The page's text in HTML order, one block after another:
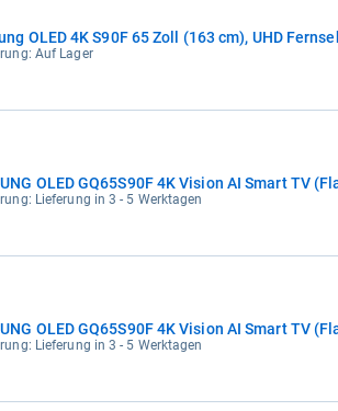
OLED 4K S90F 65 Zoll (163 cm), UHD
Auf Lager
OLED GQ65S90F 4K Vision AI Smart TV
Lieferung in 3 - 5 Werktagen
OLED GQ65S90F 4K Vision AI Smart TV
Lieferung in 3 - 5 Werktagen